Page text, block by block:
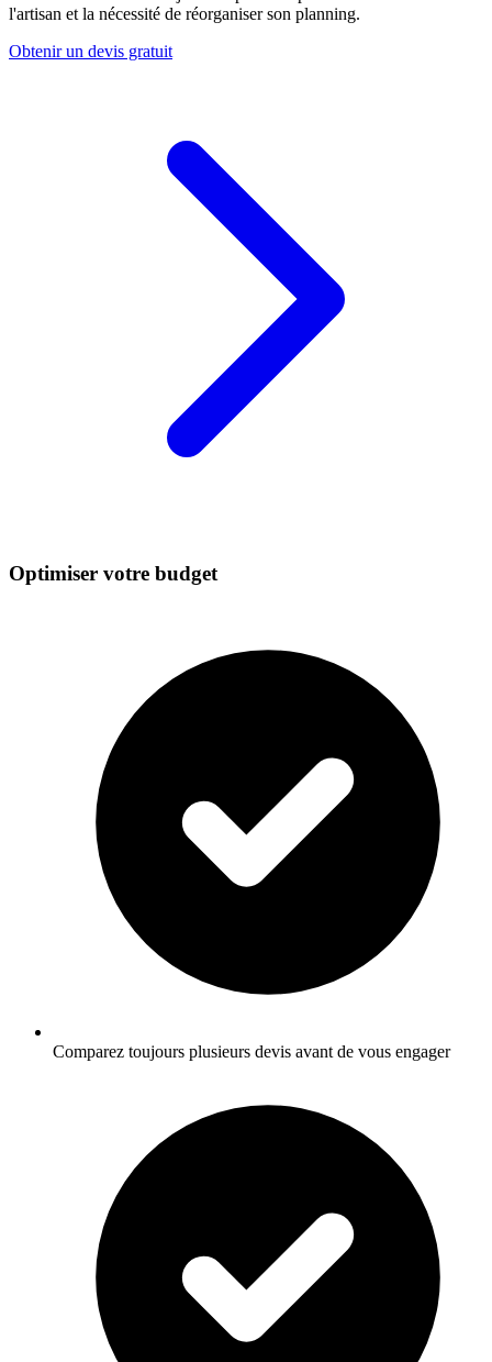
l'artisan et la nécessité de réorganiser son planning.
Obtenir un devis gratuit
Optimiser votre budget
Comparez toujours plusieurs devis avant de vous engager